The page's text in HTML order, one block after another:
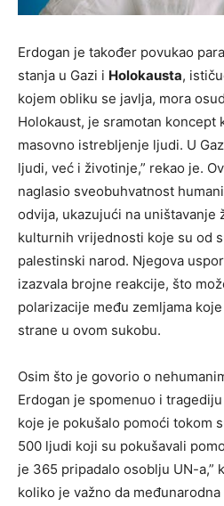
Erdogan je također povukao
stanja u Gazi i Holokausta,
kojem obliku se javlja, mora
Holokaust, je sramotan koncept
masovno istrebljenje ljudi. U
ljudi, već i životinje,” rekao je.
naglasio sveobuhvatnost
odvija, ukazujući na uništavanje
kulturnih vrijednosti koje su od
palestinski narod. Njegova
izazvala brojne reakcije, što
polarizacije među zemljama
strane u ovom sukobu.
Osim što je govorio o
Erdogan je spomenuo i
koje je pokušalo pomoći tokom
500 ljudi koji su pokušavali
je 365 pripadalo osoblju UN-a,”
koliko je važno da